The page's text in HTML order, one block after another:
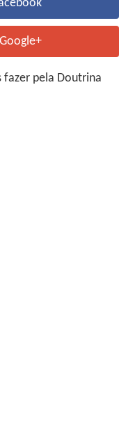
fazer pela Doutrina